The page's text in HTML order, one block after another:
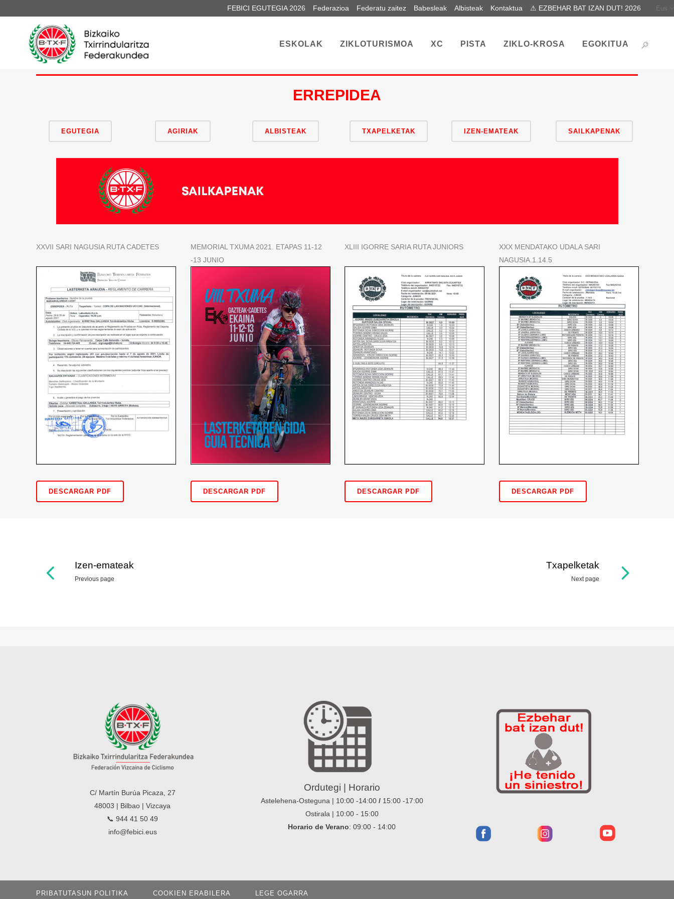
FEBICI EGUTEGIA 2026 Federazioa Federatu zaitez Babesleak Albisteak Kontaktua ⚠ EZBEHAR BAT IZAN DUT! 2026 Eus
ESKOLAK ZIKLOTURISMOA XC PISTA ZIKLO-KROSA EGOKITUA
ERREPIDEA
EGUTEGIA AGIRIAK ALBISTEAK TXAPELKETAK IZEN-EMATEAK SAILKAPENAK
XXVII SARI NAGUSIA RUTA CADETES
MEMORIAL TXUMA 2021. ETAPAS 11-12
-13 JUNIO
XLIII IGORRE SARIA RUTA JUNIORS
XXX MENDATAKO UDALA SARI
NAGUSIA.1.14.5
DESCARGAR PDF DESCARGAR PDF DESCARGAR PDF DESCARGAR PDF
Izen-emateak
Previous page
Txapelketak
Next page
C/ Martín Burúa Picaza, 27
48003 | Bilbao | Vizcaya
📞 944 41 50 49
info@febici.eus
Ordutegi | Horario
Astelehena-Osteguna | 10:00 -14:00/ 15:00 -17:00
Ostirala | 10:00 - 15:00
Horario de Verano: 09:00 - 14:00
PRIBATUTASUN POLITIKA COOKIEN ERABILERA LEGE OGARRA